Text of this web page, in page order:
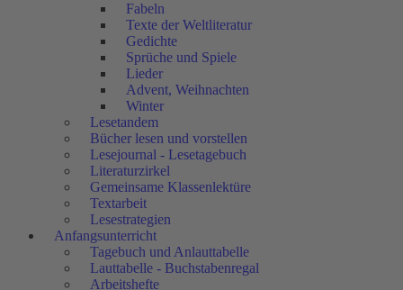
Fabeln
Texte der Weltliteratur
Gedichte
Sprüche und Spiele
Lieder
Advent, Weihnachten
Winter
Lesetandem
Bücher lesen und vorstellen
Lesejournal - Lesetagebuch
Literaturzirkel
Gemeinsame Klassenlektüre
Textarbeit
Lesestrategien
Anfangsunterricht
Tagebuch und Anlauttabelle
Lauttabelle - Buchstabenregal
Arbeitshefte